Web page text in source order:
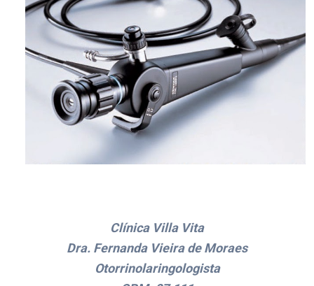
Clínica Villa Vita
Dra. Fernanda Vieira de Moraes
Otorrinolaringologista